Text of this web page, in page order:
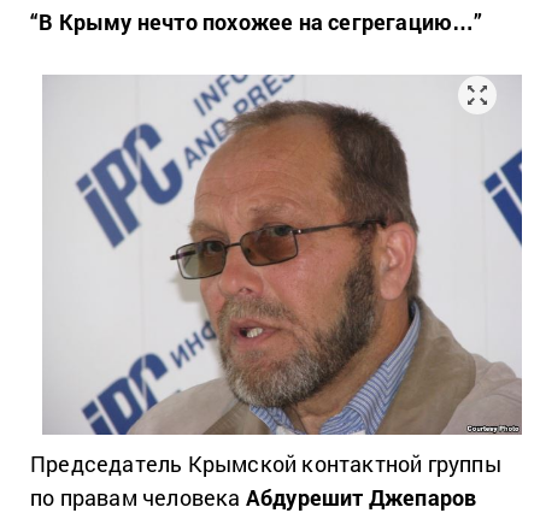
“В Крыму нечто похожее на сегрегацию…”
Председатель Крымской контактной группы
по правам человека Абдурешит Джепаров